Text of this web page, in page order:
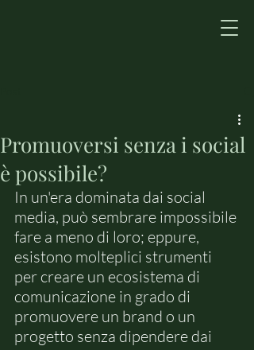
Promuoversi senza i social
è possibile?
In un'era dominata dai social
media, può sembrare impossibile
fare a meno di loro; eppure,
esistono molteplici strumenti
per creare un ecosistema di
comunicazione in grado di
promuovere un brand o un
progetto senza dipendere dai